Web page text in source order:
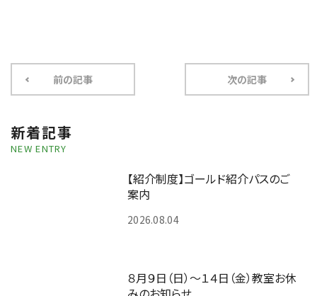
前の記事 次の記事
新着記事
NEW ENTRY
【紹介制度】ゴールド紹介パスのご
案内
2026.08.04
８月９日（日）～１４日（金）教室お休